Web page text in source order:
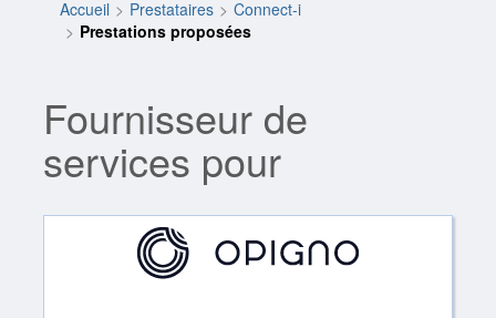
Accueil Prestataires
Connect-i
Prestations proposées
Fournisseur de
services pour